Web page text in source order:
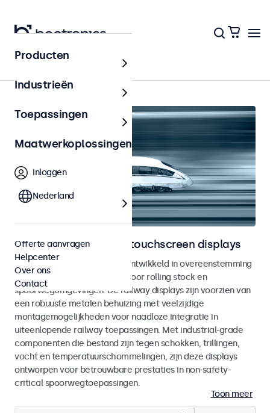
Home
Railway monitoren en touchscreen displays
Monitoren en touchscreens ontwikkeld in overeenstemming
met EN 50155 en EN 45545-2 voor rolling stock en
spoorwegomgevingen. De railway displays zijn voorzien van
een robuuste metalen behuizing met veelzijdige
montagemogelijkheden voor naadloze integratie in
uiteenlopende railway toepassingen. Met industrial-grade
componenten die bestand zijn tegen schokken, trillingen,
vocht en temperatuurschommelingen, zijn deze displays
ontworpen voor betrouwbare prestaties in non-safety-
critical spoorwegtoepassingen.
Toon meer
Producten
Industrieën
Toepassingen
Maatwerkoplossingen
Inloggen
Nederland
Offerte aanvragen
Helpcenter
Over ons
Contact